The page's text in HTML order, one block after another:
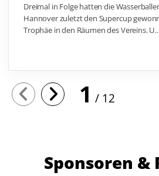
Dreimal in Folge hatten die
Hannover zuletzt den Supercup
Trophäe in den Räumen des Vereins. U…
1 12
Sponsoren &